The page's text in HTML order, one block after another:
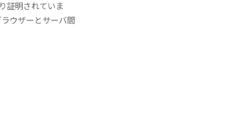
証明されていま
ウザーとサーバ間